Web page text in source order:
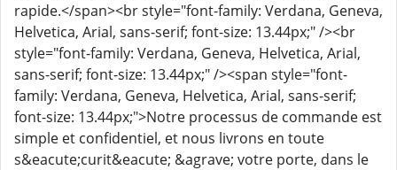
rapide.</span><br style="font-family: Verdana, Geneva,
Helvetica, Arial, sans-serif; font-size: 13.44px;" /><br
style="font-family: Verdana, Geneva, Helvetica, Arial,
sans-serif; font-size: 13.44px;" /><span style="font-
family: Verdana, Geneva, Helvetica, Arial, sans-serif;
font-size: 13.44px;">Notre processus de commande est
simple et confidentiel, et nous livrons en toute
s&eacute;curit&eacute; &agrave; votre porte, dans le